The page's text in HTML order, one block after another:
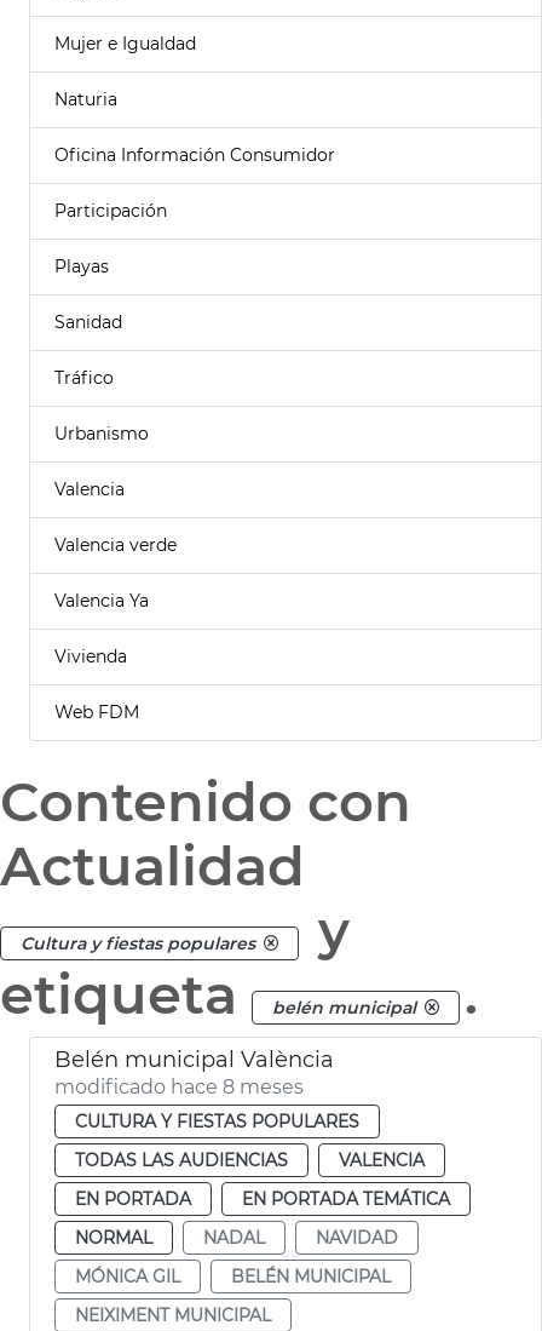
Mujer e Igualdad
Naturia
Oficina Información Consumidor
Participación
Playas
Sanidad
Tráfico
Urbanismo
Valencia
Valencia verde
Valencia Ya
Vivienda
Web FDM
Contenido con
Actualidad
Cultura y fiestas populares
y
etiqueta
belén municipal .
Belén municipal València
modificado hace 8 meses
CULTURA Y FIESTAS POPULARES
TODAS LAS AUDIENCIAS
VALENCIA
EN PORTADA
EN PORTADA TEMÁTICA
NORMAL
NADAL
NAVIDAD
MÓNICA GIL
BELÉN MUNICIPAL
NEIXIMENT MUNICIPAL